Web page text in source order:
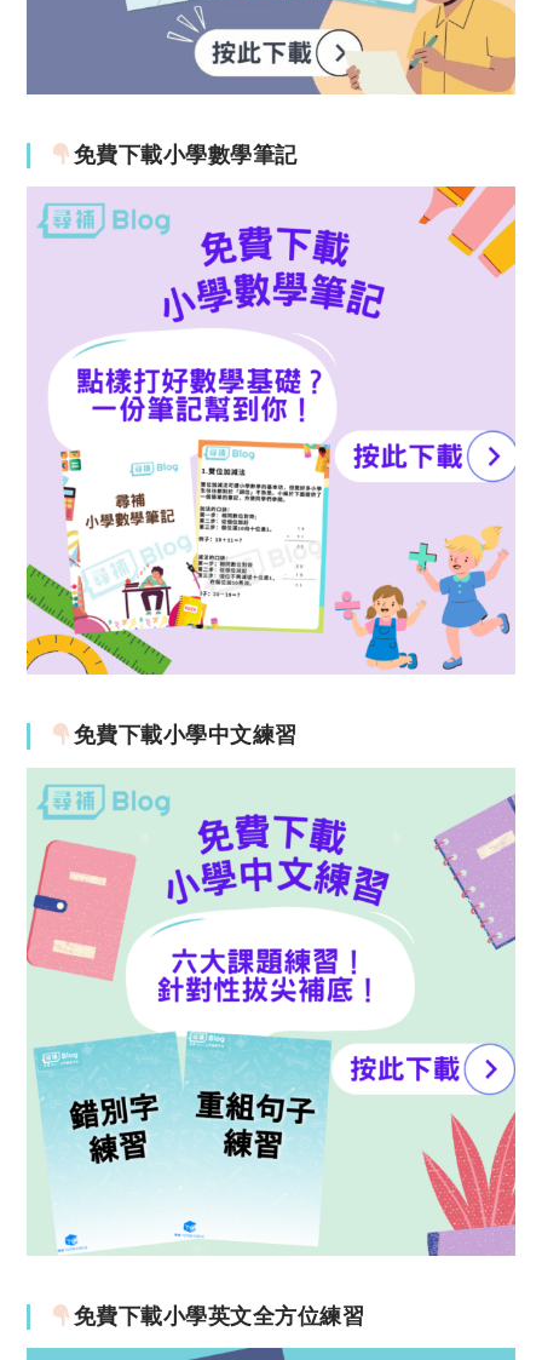
免費下載小學數學筆記
免費下載小學中文練習
免費下載小學英文全方位練習